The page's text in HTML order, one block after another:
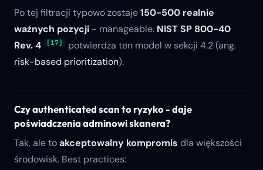
Po tej filtracji typowo zostaje150-500 realnie
ważnych pozycji - manageable. NIST SP 800-40
Rev. 4
[17]
potwierdza ten model w sekcji 4.2 (ang.
risk-based prioritization).
Czy authenticated scan to ryzyko - daje
poświadczenia adminowi skanera?
Tak, ale toakceptowalny kompromis dla większości
środowisk. Best practices: